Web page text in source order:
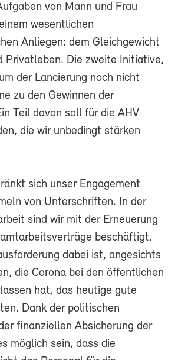
von Mann und Frau
wesentlichen
Anliegen: dem Gleichgewicht
Privatleben. Die zweite Initiative,
der Lancierung noch nicht
zu den Gewinnen der
Teil davon soll für die AHV
die wir unbedingt stärken
sich unser Engagement
von Unterschriften. In der
sind wir mit der Erneuerung
beschäftigt.
dabei ist, angesichts
die Corona bei den öffentlichen
hat, das heutige gute
Dank der politischen
finanziellen Absicherung der
möglich sein, dass die